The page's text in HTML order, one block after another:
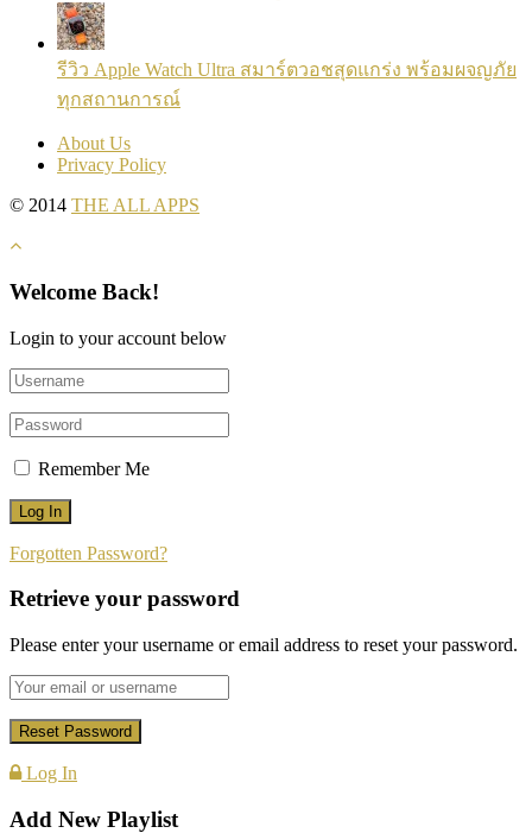
รีวิว Apple Watch Ultra สมาร์ตวอชสุดแกร่ง พร้อมผจญภัย
ทุกสถานการณ์
About Us
Privacy Policy
© 2014 THE ALL APPS
Welcome Back!
Login to your account below
Remember Me
Forgotten Password?
Retrieve your password
Please enter your username or email address to reset your password.
Log In
Add New Playlist